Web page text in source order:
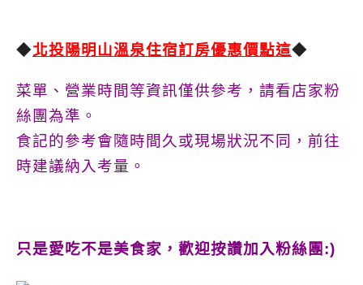
◆北投陽明山溫泉住宿訂房優惠價點這◆
菜單、營業時間等資訊僅供參考，請看店家粉
絲團為準。
食記的參考會隨時間久或現場狀況不同，前往
時建議納入考量。
只是愛吃不是美食家，歡迎按讚加入粉絲團:)